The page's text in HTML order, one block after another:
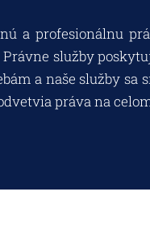
a profesionálnu
služby
a naše služby sa
práva na